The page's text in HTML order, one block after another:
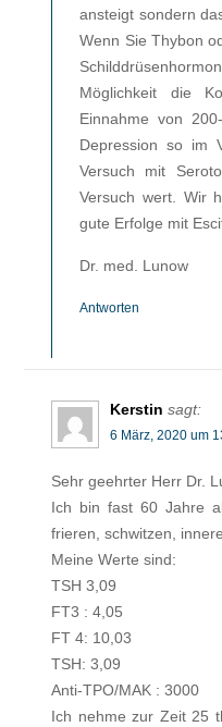
ansteigt sondern
Wenn Sie Thybon
Möglichkeit die
Einnahme von
Depression so im
Versuch mit
Versuch wert. Wir
gute Erfolge mit
Dr. med. Lunow
Antworten
Kerstin sagt:
6 März, 2020 um
Sehr geehrter Herr Dr.
Ich bin fast 60 Jahre
frieren, schwitzen,
Meine Werte sind:
TSH 3,09
FT3 : 4,05
FT 4: 10,03
TSH: 3,09
Anti-TPO/MAK : 3000
Ich nehme zur Zeit 25